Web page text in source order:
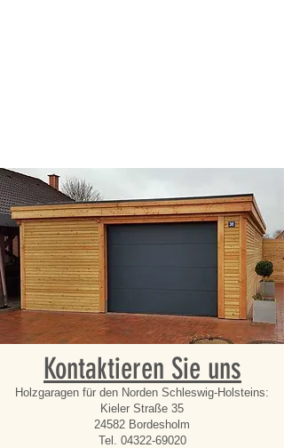
Kontaktieren Sie uns
Holzgaragen für den Norden Schleswig-Holsteins:
Kieler Straße 35
24582 Bordesholm
Tel. 04322-69020